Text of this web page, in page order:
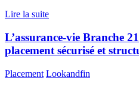
Lire la suite
L’assurance-vie Branche
placement sécurisé et
Placement Lookandfin